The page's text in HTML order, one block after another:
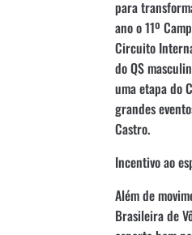
para
ano o 11º
Circuito
do QS
uma etapa do
grandes
Castro.
Incentivo ao
Além de
Brasileira de